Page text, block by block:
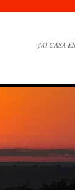
¡MI CASA